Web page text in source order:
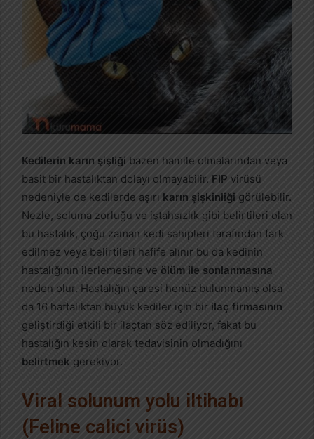
Kedilerin karın şişliği bazen hamile olmalarından veya
basit bir hastalıktan dolayı olmayabilir. FIP virüsü
nedeniyle de kedilerde aşırı karın şişkinliği görülebilir.
Nezle, soluma zorluğu ve iştahsızlık gibi belirtileri olan
bu hastalık, çoğu zaman kedi sahipleri tarafından fark
edilmez veya belirtileri hafife alınır bu da kedinin
hastalığının ilerlemesine ve ölüm ile sonlanmasına
neden olur. Hastalığın çaresi henüz bulunmamış olsa
da 16 haftalıktan büyük kediler için bir ilaç firmasının
geliştirdiği etkili bir ilaçtan söz ediliyor, fakat bu
hastalığın kesin olarak tedavisinin olmadığını
belirtmek gerekiyor.
Viral solunum yolu iltihabı
(Feline calici virüs)